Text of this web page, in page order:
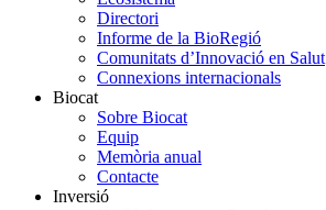
Directori
Informe de la BioRegió
Comunitats d’Innovació en Salut
Connexions internacionals
Biocat
Sobre Biocat
Equip
Memòria anual
Contacte
Inversió